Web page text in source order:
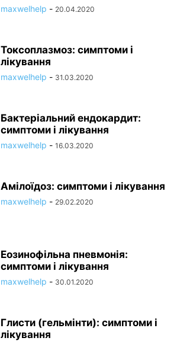
maxwelhelp - 20.04.2020
Токсоплазмоз: симптоми і
лікування
maxwelhelp - 31.03.2020
Бактеріальний ендокардит:
симптоми і лікування
maxwelhelp - 16.03.2020
Амілоїдоз: симптоми і лікування
maxwelhelp - 29.02.2020
Еозинофільна пневмонія:
симптоми і лікування
maxwelhelp - 30.01.2020
Глисти (гельмінти): симптоми і
лікування